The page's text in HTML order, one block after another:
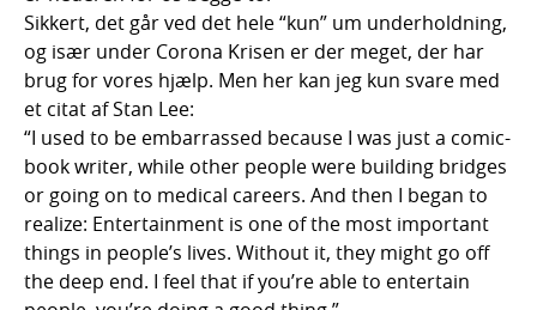
Sikkert, det går ved det hele “kun” um underholdning,
og især under Corona Krisen er der meget, der har
brug for vores hjælp. Men her kan jeg kun svare med
et citat af Stan Lee:
“I used to be embarrassed because I was just a comic-
book writer, while other people were building bridges
or going on to medical careers. And then I began to
realize: Entertainment is one of the most important
things in people’s lives. Without it, they might go off
the deep end. I feel that if you’re able to entertain